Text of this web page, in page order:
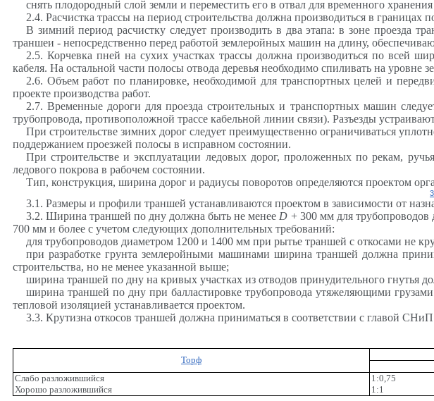
снять плодородный слой земли и переместить его в отвал для временного хранения
2.4. Расчистка трассы на период строительства должна производиться в
В зимний период расчистку следует производить в два этапа: в зоне проезда
траншеи - непосредственно перед работой землеройных машин на длину,
2.5. Корчевка пней на сухих участках трассы должна производиться по всей
кабеля. На остальной части полосы отвода деревья необходимо спиливать на уровне
2.6. Объем работ по планировке, необходимой для транспортных целей и
проекте производства работ.
2.7. Временные дороги для проезда строительных и транспортных машин
трубопровода, противоположной трассе кабельной линии связи). Разъезды
При строительстве зимних дорог следует преимущественно ограничиваться
поддержанием проезжей полосы в исправном состоянии.
При строительстве и эксплуатации ледовых дорог, проложенных по рекам,
ледового покрова в рабочем состоянии.
Тип, конструкция, ширина дорог и радиусы поворотов определяются проектом
3.1. Размеры и профили траншей устанавливаются проектом в зависимости от
3.2. Ширина траншей по дну должна быть не менее D + 300 мм для трубопроводов
700 мм и более с учетом следующих дополнительных требований:
для трубопроводов диаметром 1200 и 1400 мм при рытье траншей с откосами не
при разработке грунта землеройными машинами ширина траншей должна
строительства, но не менее указанной выше;
ширина траншей по дну на кривых участках из отводов принудительного
ширина траншей по дну при балластировке трубопровода утяжеляющими
тепловой изоляцией устанавливается проектом.
3.3. Крутизна откосов траншей должна приниматься в соответствии с главой СНиП
Торф
Слабо разложившийся
1:0,75
Хорошо разложившийся
1:1